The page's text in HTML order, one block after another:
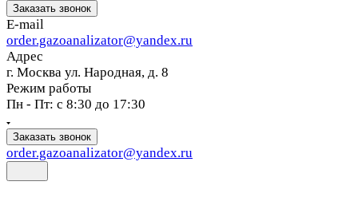
Заказать звонок
E-mail
order.gazoanalizator@yandex.ru
Адрес
г. Москва ул. Народная, д. 8
Режим работы
Пн - Пт: с 8:30 до 17:30
Заказать звонок
order.gazoanalizator@yandex.ru